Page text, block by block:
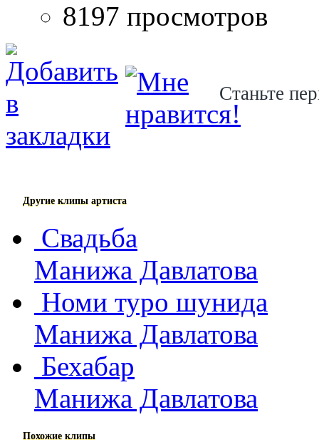
8197 просмотров
Станьте
Другие клипы артиста
Свадьба
Манижа Давлатова
Номи туро шунида
Манижа Давлатова
Бехабар
Манижа Давлатова
Похожие клипы